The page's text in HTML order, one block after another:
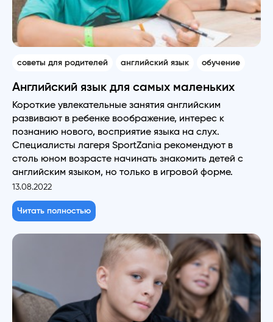
советы для родителей английский язык обучение
Английский язык для самых маленьких
Короткие увлекательные занятия английским
развивают в ребенке воображение, интерес к
познанию нового, восприятие языка на слух.
Специалисты лагеря SportZania рекомендуют в
столь юном возрасте начинать знакомить детей с
английским языком, но только в игровой форме.
13.08.2022
Читать полностью